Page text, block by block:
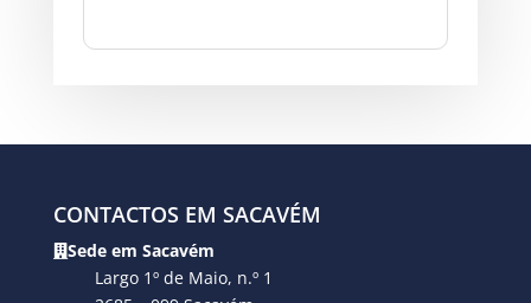
CONTACTOS EM SACAVÉM
Sede em Sacavém
Largo 1º de Maio, n.º 1